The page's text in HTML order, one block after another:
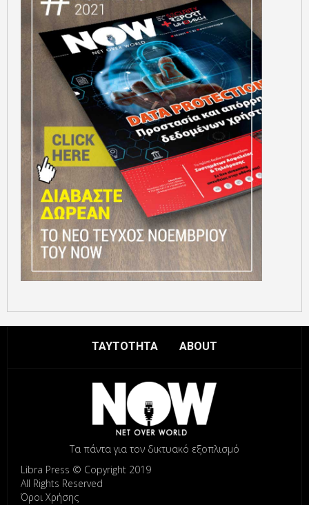
ΤΑΥΤΟΤΗΤΑ ABOUT
Τα πάντα για τον δικτυακό εξοπλισμό
Libra Press © Copyright 2019
All Rights Reserved
Όροι Χρήσης